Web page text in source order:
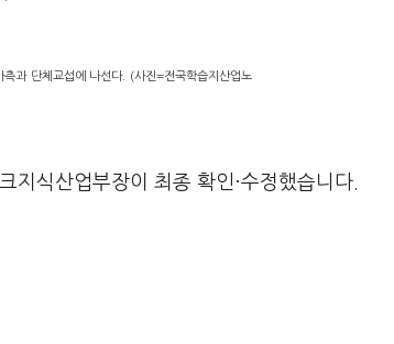
과 단체교섭에 나선다. (사진=전국학습지산업노
지식산업부장이 최종 확인·수정했습니다.